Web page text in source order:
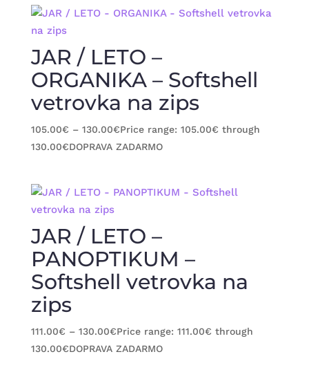
JAR / LETO –
ORGANIKA – Softshell
vetrovka na zips
105.00€ – 130.00€Price range: 105.00€ through
130.00€DOPRAVA ZADARMO
JAR / LETO –
PANOPTIKUM –
Softshell vetrovka na
zips
111.00€ – 130.00€Price range: 111.00€ through
130.00€DOPRAVA ZADARMO